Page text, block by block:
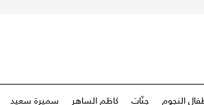
النجوم جنّات كاظم الساهر سميرة سعيد